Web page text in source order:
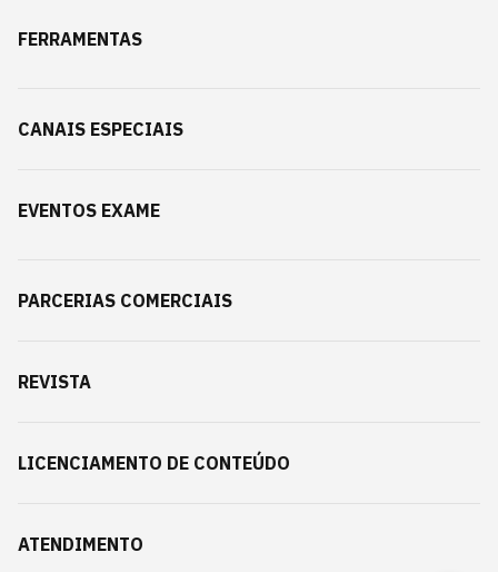
FERRAMENTAS
CANAIS ESPECIAIS
EVENTOS EXAME
PARCERIAS COMERCIAIS
REVISTA
LICENCIAMENTO DE CONTEÚDO
ATENDIMENTO